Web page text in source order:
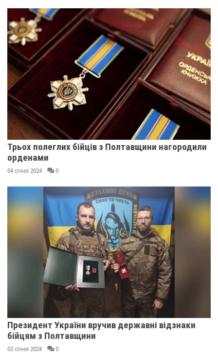
Трьох полеглих бійців з Полтавщини нагородили
орденами
04 січня 2024 0
Президент України вручив державні відзнаки
бійцям з Полтавщини
02 січня 2024 0